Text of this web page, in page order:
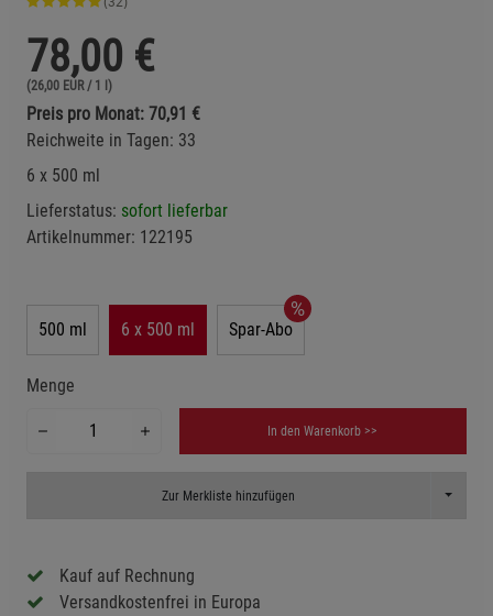
78,00 €
(26,00 EUR / 1 l)
Preis pro Monat: 70,91 €
Reichweite in Tagen: 33
6 x 500 ml
Lieferstatus: sofort lieferbar
Artikelnummer: 122195
500 ml 6 x 500 ml Spar-Abo
Menge
In den Warenkorb >>
Zur Merkliste hinzufügen Toggle
Kauf auf Rechnung
Versandkostenfrei in Europa